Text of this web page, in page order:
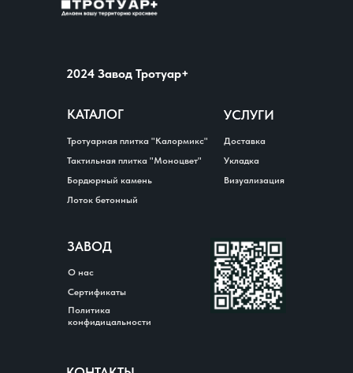
УСЛУГИ
Визуализация
Укладка
Доставка
КАТАЛОГ
2024 Завод Тротуар+
Тротуарная плитка "Калормикс"
Тактильная плитка "Моноцвет"
Бордюрный камень
Лоток бетонный
ЗАВОД
О нас
Сертификаты
Политика
конфидицальности